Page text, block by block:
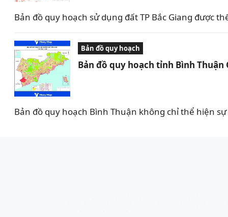
Bản đồ quy hoạch sử dụng đất TP Bắc Giang được
Bản đồ quy hoạch
Bản đồ quy hoạch tỉnh Bình Thuận
Bản đồ quy hoạch Bình Thuận không chỉ thể hiện